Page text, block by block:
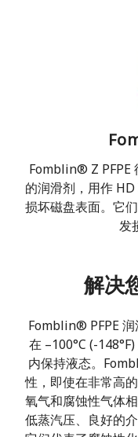
Fomblin® Z PFPE
的润滑剂，用作
损坏磁盘表面。它
发
解决
Fomblin® PFPE
在 –100°C (-
内保持液态。
性，即使在非常高
氧气和腐蚀性气体
低蒸汽压、良好的